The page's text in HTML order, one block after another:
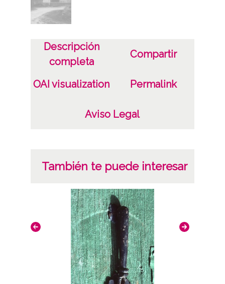
Descripción
completa
Compartir
OAI visualization Permalink
Aviso Legal
También te puede interesar